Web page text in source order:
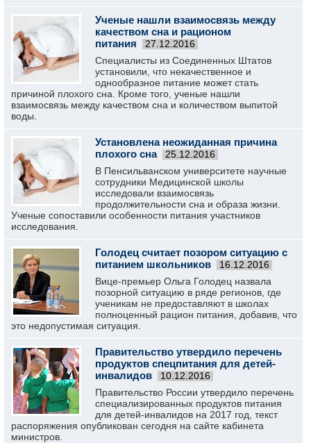
Ученые нашли взаимосвязь между
качеством сна и рационом
питания
27.12.2016
Специалисты из Соединенных Штатов
установили, что некачественное и
однообразное питание может стать
причиной плохого сна. Кроме того, ученые нашли
взаимосвязь между качеством сна и количеством выпитой
воды.
Установлена неожиданная причина
плохого сна
25.12.2016
В Пенсильванском университете научные
сотрудники Медицинской школы
исследовали взаимосвязь
продолжительности сна и образа жизни.
Ученые сопоставили особенности питания участников
исследования.
Голодец считает позором ситуацию с
питанием школьников
16.12.2016
Вице-премьер Ольга Голодец назвала
позорной ситуацию в ряде регионов, где
ученикам не предоставляют в школах
полноценный рацион питания, добавив, что
это недопустимая ситуация.
Правительство утвердило перечень
продуктов спецпитания для детей-
инвалидов
10.12.2016
Правительство России утвердило перечень
специализированных продуктов питания
для детей-инвалидов на 2017 год, текст
распоряжения опубликован сегодня на сайте кабинета
министров.